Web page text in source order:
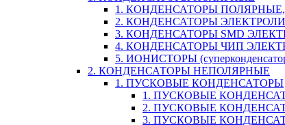
1. КОНДЕНСАТОРЫ
2. КОНДЕНСАТОРЫ
3. КОНДЕНСАТОРЫ SMD
4. КОНДЕНСАТОРЫ ЧИП
5. ИОНИСТОРЫ
2. КОНДЕНСАТОРЫ НЕПОЛЯРНЫЕ
1. ПУСКОВЫЕ КОНДЕНСАТОРЫ
1. ПУСКОВЫЕ
2. ПУСКОВЫЕ
3. ПУСКОВЫЕ